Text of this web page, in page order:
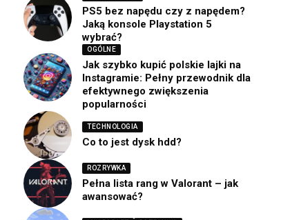
PS5 bez napędu czy z napędem?
Jaką konsole Playstation 5
wybrać?
OGÓLNE
Jak szybko kupić polskie lajki na
Instagramie: Pełny przewodnik dla
efektywnego zwiększenia
popularności
TECHNOLOGIA
Co to jest dysk hdd?
ROZRYWKA
Pełna lista rang w Valorant – jak
awansować?